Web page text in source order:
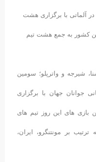
آلماتی با برگزاری هشت
کشور به جمع هشت تیم
شیرجه و واترپلو؛ سومین
جوانان جهان با برگزاری
بازی های این روز تیم های
ترتیب بر مونتنگرو، ایران،